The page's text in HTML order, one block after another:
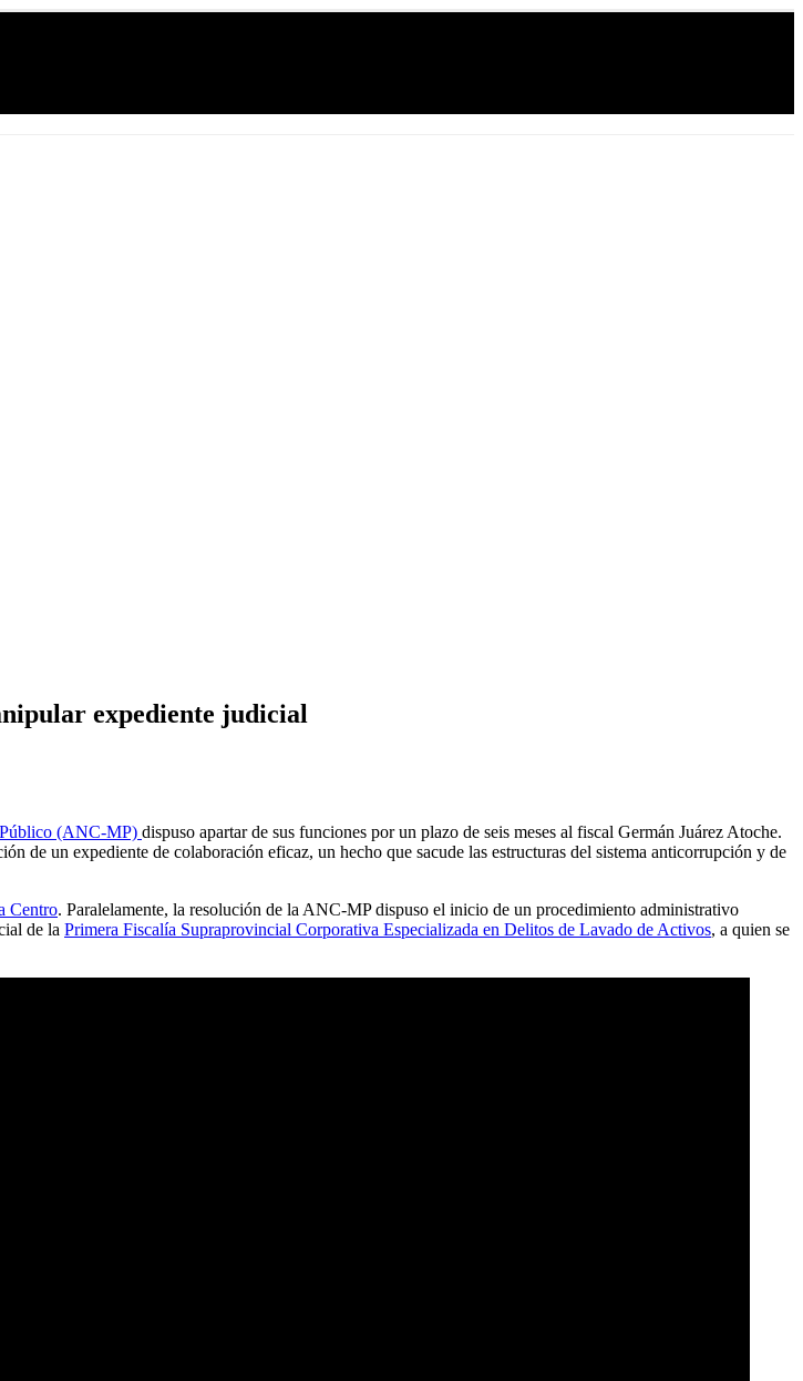
expediente judicial
(ANC-MP) dispuso apartar de sus funciones por un plazo de seis meses al fiscal Germán Juárez Atoche.
de un expediente de colaboración eficaz, un hecho que sacude las estructuras del sistema anticorrupción y de
Centro. Paralelamente, la resolución de la ANC-MP dispuso el inicio de un procedimiento administrativo
de la Primera Fiscalía Supraprovincial Corporativa Especializada en Delitos de Lavado de Activos, a quien se